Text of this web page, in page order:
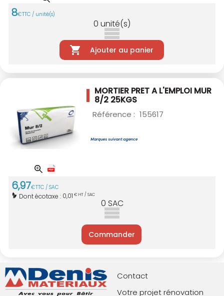
8€TTC / unité(s)
0 unité(s)
Ajouter au panier
MORTIER PRET A L'EMPLOI MUR
8/2 25KGS
Référence : 155617
6,97€TTC / SAC
Dont écotaxe : 0,01 € HT / SAC
0 SAC
Commander
Contact
Votre projet rénovation